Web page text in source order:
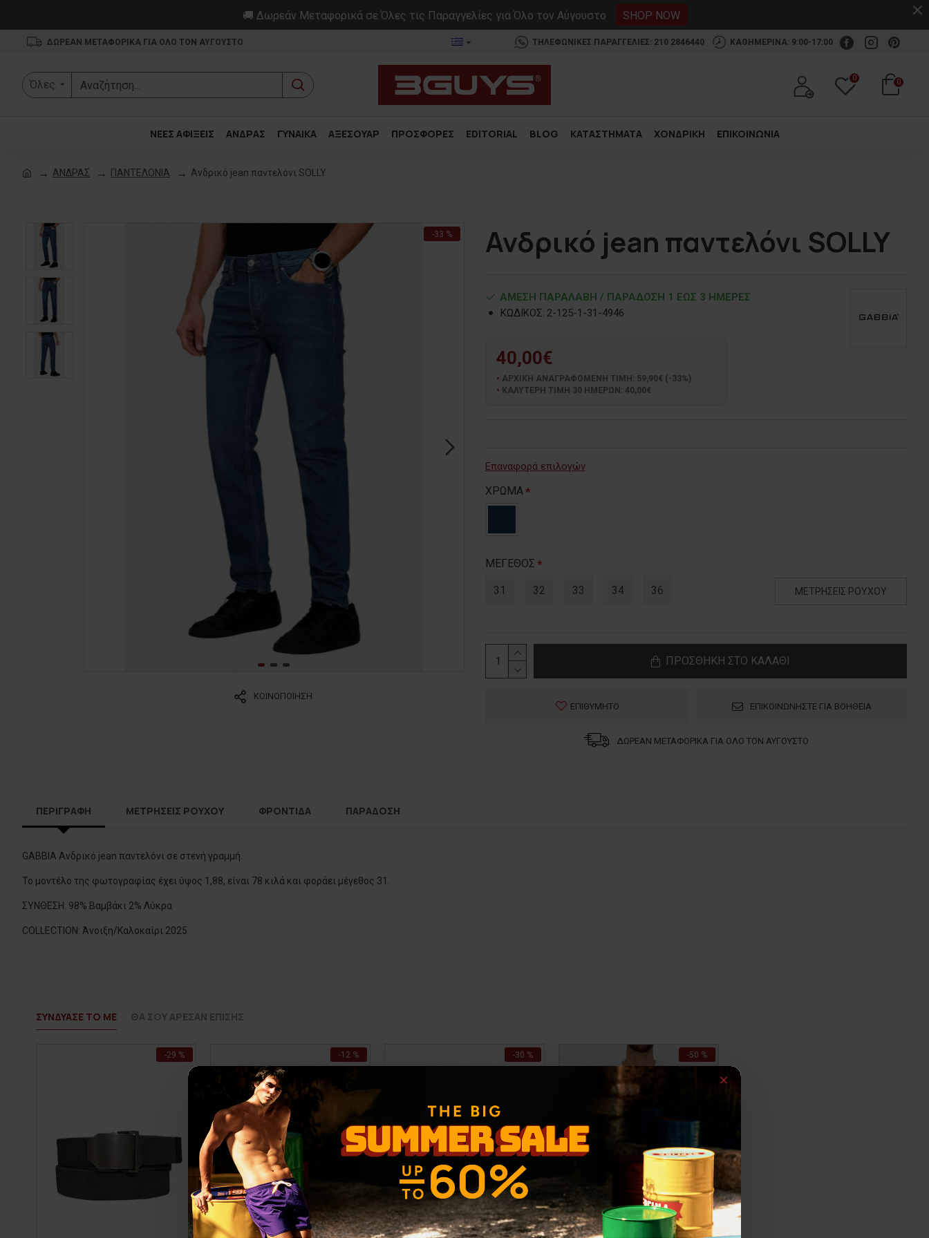
🚚 Δωρεάν Μεταφορικά σε Όλες τις Παραγγελίες για Όλο τον Αύγουστο SHOP NOW
ΔΩΡΕΑΝ ΜΕΤΑΦΟΡΙΚΑ ΓΙΑ ΟΛΟ ΤΟΝ ΑΥΓΟΥΣΤΟ ΤΗΛΕΦΩΝΙΚΕΣ ΠΑΡΑΓΓΕΛΙΕΣ: 210 2846440 ΚΑΘΗΜΕΡΙΝΑ: 9:00-17:00
Όλες
0 0
ΝΕΕΣ ΑΦΙΞΕΙΣ ΑΝΔΡΑΣ ΓΥΝΑΙΚΑ ΑΞΕΣΟΥΑΡ ΠΡΟΣΦΟΡΕΣ EDITORIAL BLOG ΚΑΤΑΣΤΗΜΑΤΑ ΧΟΝΔΡΙΚΗ ΕΠΙΚΟΙΝΩΝΙΑ
ΑΝΔΡΑΣ ΠΑΝΤΕΛΟΝΙΑ Ανδρικό jean παντελόνι SOLLY
-33 %
ΚΟΙΝΟΠΟΙΗΣΗ
Ανδρικό jean παντελόνι SOLLY
ΑΜΕΣΗ ΠΑΡΑΛΑΒΗ / ΠΑΡΑΔOΣΗ 1 ΕΩΣ 3 ΗΜΕΡΕΣ
ΚΩΔΙΚΟΣ: 2-125-1-31-4946
40,00€
ΑΡΧΙΚΗ ΑΝΑΓΡΑΦΟΜΕΝΗ ΤΙΜΗ: 59,90€ (-33%)
ΚΑΛΥΤΕΡΗ ΤΙΜΗ 30 ΗΜΕΡΩΝ: 40,00€
Επαναφορά επιλογών
ΧΡΩΜΑ
ΜΕΓΕΘΟΣ
31 32 33 34 36 ΜΕΤΡΗΣΕΙΣ ΡΟΥΧΟΥ
ΠΡΟΣΘΗΚΗ ΣΤΟ ΚΑΛΑΘΙ
ΕΠΙΘΥΜΗΤΟ ΕΠΙΚΟΙΝΩΝΗΣΤΕ ΓΙΑ ΒΟΗΘΕΙΑ
ΔΩΡΕΑΝ ΜΕΤΑΦΟΡΙΚΑ ΓΙΑ ΟΛΟ ΤΟΝ ΑΥΓΟΥΣΤΟ
ΠΕΡΙΓΡΑΦΗ ΜΕΤΡΗΣΕΙΣ ΡΟΥΧΟΥ ΦΡΟΝΤΙΔΑ ΠΑΡΑΔΟΣΗ
GABBIA Ανδρικό jean παντελόνι σε στενή γραμμή.
Το μοντέλο της φωτογραφίας έχει ύψος 1,88, είναι 78 κιλά και φοράει μέγεθος 31.
ΣΥΝΘΕΣΗ: 98% Βαμβάκι 2% Λύκρα
COLLECTION: Άνοιξη/Καλοκαίρι 2025
ΣΥΝΔΥΑΣΕ ΤΟ ΜΕ ΘΑ ΣΟΥ ΑΡΕΣΑΝ ΕΠΙΣΗΣ
-29 % -12 % -30 % -50 %